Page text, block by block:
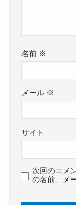
名前 ※
メール ※
サイト
次回のコメ
の名前、メ